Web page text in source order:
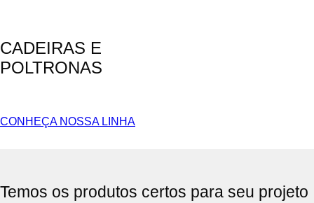
CADEIRAS E
POLTRONAS
CONHEÇA NOSSA LINHA
Temos os produtos certos para seu projeto